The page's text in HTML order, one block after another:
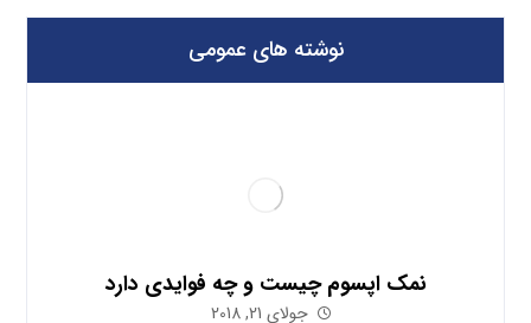
نوشته های عمومی
نمک اپسوم چیست و چه فوایدی دارد
جولای 21, 2018